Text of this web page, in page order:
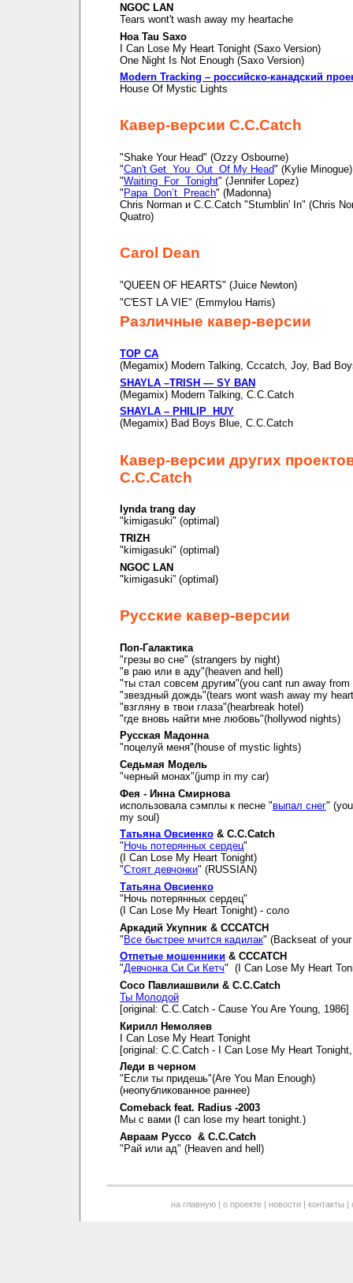
NGOC LAN
Tears wont't wash away my heartache
Hoa Tau Saxo
I Can Lose My Heart Tonight (Saxo Version)
One Night Is Not Enough (Saxo Version)
Modern Tracking – российско-канадский
House Of Mystic Lights
Кавер-версии C.C.Catch
"Shake Your Head" (Ozzy Osbourne)
"Can't Get You Out Of My Head" (Kylie Minogue)
"Waiting For Tonight" (Jennifer Lopez)
" Papa Don’t Preach" (Madonna)
Chris Norman и C.C.Catch "Stumblin' In" (Chris
Quatro)
Carol Dean
"QUEEN OF HEARTS" (Juice Newton)
"C'EST LA VIE" (Emmylou Harris)
Различные кавер-версии
TOP CA
(Megamix) Modern Talking, Cccatch, Joy, Bad
SHAYLA –TRISH — SY BAN
(Megamix) Modern Talking, C.C.Catch
SHAYLA – PHILIP HUY
(Megamix) Bad Boys Blue, C.C.Catch
Кавер-версии других
C.C.Catch
lynda trang day
"kimigasuki" (optimal)
TRIZH
"kimigasuki" (optimal)
NGOC LAN
"kimigasuki” (optimal)
Русские кавер-версии
Поп-Галактика
"грезы во сне" (strangers by night)
"в раю или в аду"(heaven and hell)
"ты стал совсем другим"(you cant run away from
"звездный дождь"(tears wont wash away my
"взгляну в твои глаза"(hearbreak hotel)
"где вновь найти мне любовь"(hollywod nights)
Русская Мадонна
"поцелуй меня"(house of mystic lights)
Седьмая Модель
"черный монах"(jump in my car)
Фея - Инна Смирнова
использовала сэмплы к песне "выпал снег"
my soul)
Татьяна Овсиенко & C.C.Catch
" Ночь потерянных сердец"
(I Can Lose My Heart Tonight)
"Стоят девчонки" (RUSSIAN)
Татьяна Овсиенко
"Ночь потерянных сердец"
(I Can Lose My Heart Tonight) - соло
Аркадий Укупник & CCCATCH
"Все быстрее мчится кадилак" (Backseat of
Отпетые мошенники & CCCATCH
"Девчонка Си Си Кетч" (I Can Lose My Heart
Сосо Павлиашвили & C.C.Catch
Ты Молодой
[original: C.C.Catch - Cause You Are Young, 1986]
Кирилл Немоляев
I Can Lose My Heart Tonight
[original: C.C.Catch - I Can Lose My Heart
Леди в черном
"Если ты придешь"(Are You Man Enough)
(неопубликованное раннее)
Comeback feat. Radius -2003
Мы с вами (I can lose my heart tonight.)
Авраам Руссо & C.C.Catch
"Рай или ад" (Heaven and hell)
на главную| о проекте| новости| контакты |